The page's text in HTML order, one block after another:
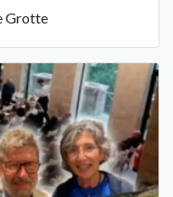
Grotte